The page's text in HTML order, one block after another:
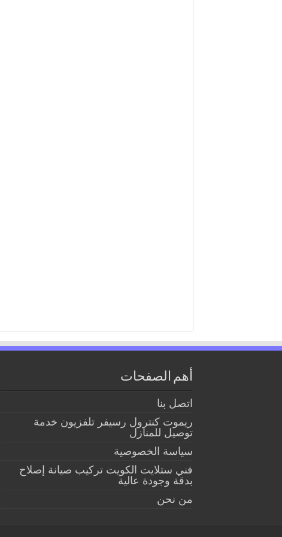
أهم الصفحات
اتصل بنا
ريموت كنترول رسيفر تلفزيون خدمة
توصيل للمنازل
سياسة الخصوصية
فني ستلايت الكويت تركيب صيانة إصلاح
بدقة وجودة عالية
من نحن